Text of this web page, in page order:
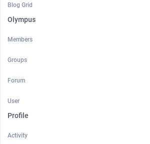
Blog Grid
Olympus
Members
Groups
Forum
User
Profile
Activity